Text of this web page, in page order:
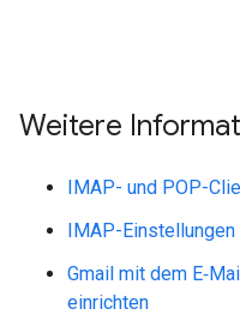
Weitere
IMAP- und POP-
IMAP-Einstellungen
Gmail mit dem
einrichten